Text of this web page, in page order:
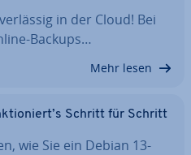
in der Cloud! Bei
Backups…
Mehr lesen
Schritt für Schritt
wie Sie ein Debian 13-